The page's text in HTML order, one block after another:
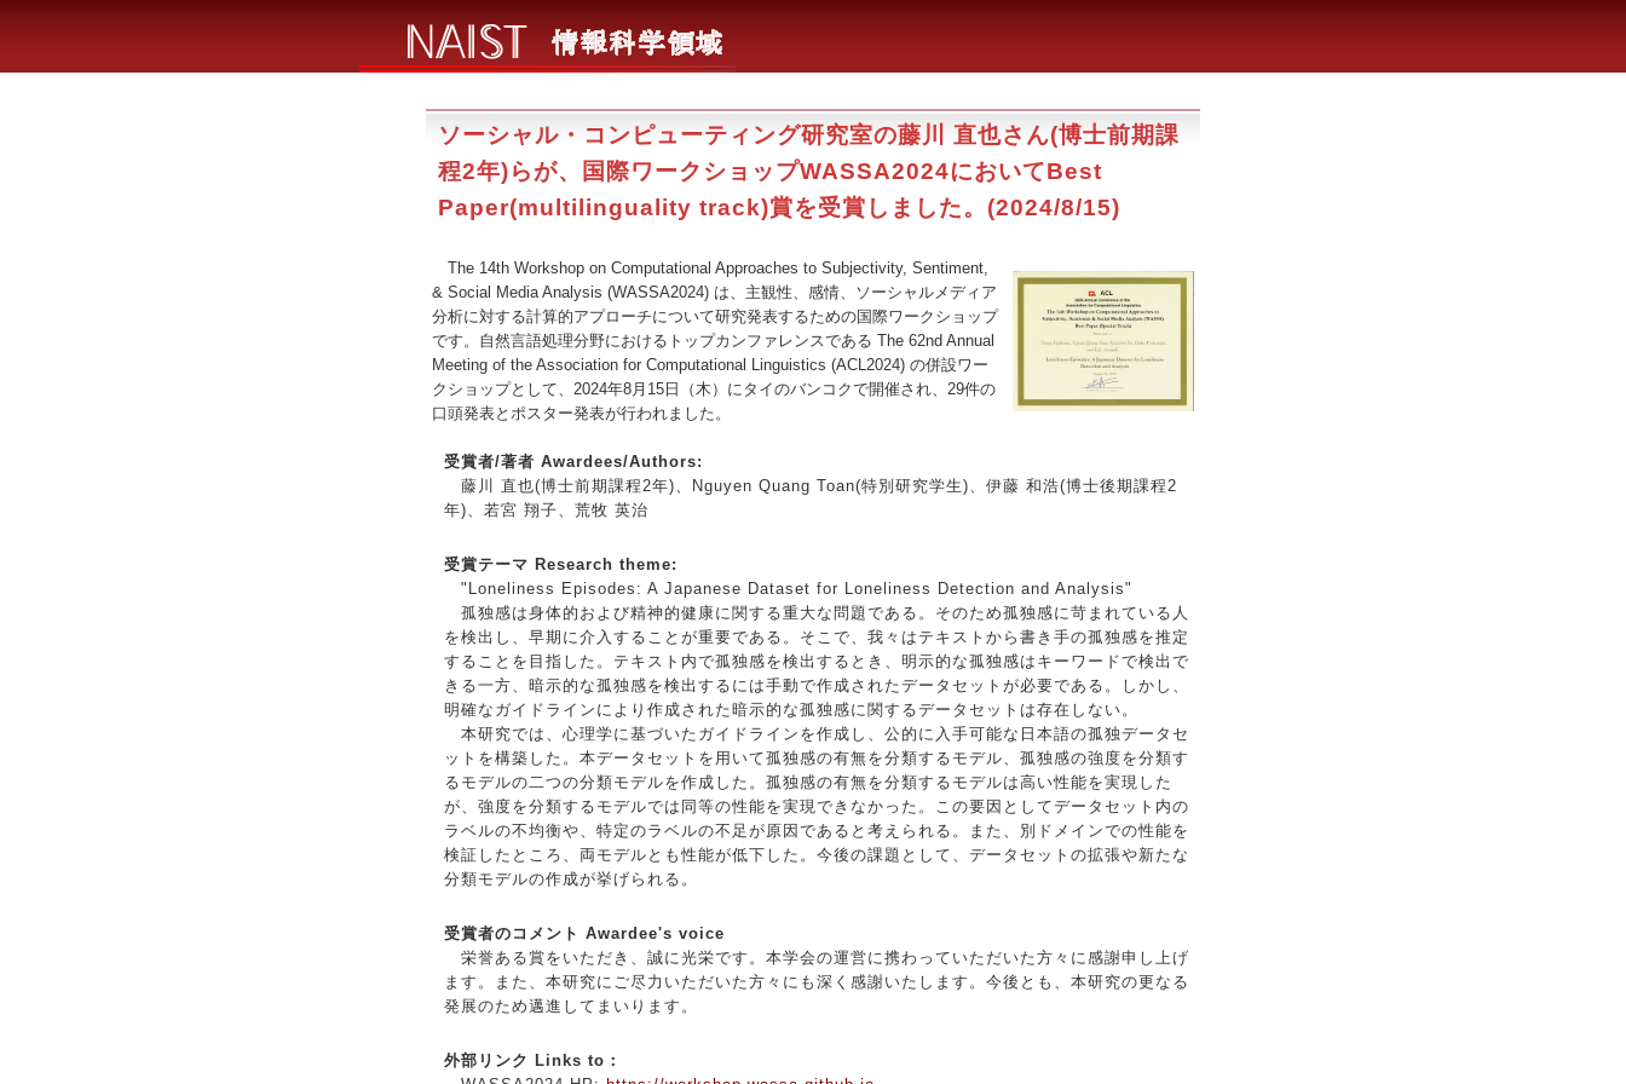
ソーシャル・コンピューティング研究室の藤川 直也さん(博士前期課
程2年)らが、国際ワークショップWASSA2024においてBest
Paper(multilinguality track)賞を受賞しました。(2024/8/15)
The 14th Workshop on Computational Approaches to Subjectivity, Sentiment,
& Social Media Analysis (WASSA2024) は、主観性、感情、ソーシャルメディア
分析に対する計算的アプローチについて研究発表するための国際ワークショップ
です。自然言語処理分野におけるトップカンファレンスである The 62nd Annual
Meeting of the Association for Computational Linguistics (ACL2024) の併設ワー
クショップとして、2024年8月15日（木）にタイのバンコクで開催され、29件の
口頭発表とポスター発表が行われました。
受賞者/著者 Awardees/Authors:
藤川 直也(博士前期課程2年)、Nguyen Quang Toan(特別研究学生)、伊藤 和浩(博士後期課程2
年)、若宮 翔子、荒牧 英治
受賞テーマ Research theme:
"Loneliness Episodes: A Japanese Dataset for Loneliness Detection and Analysis"
孤独感は身体的および精神的健康に関する重大な問題である。そのため孤独感に苛まれている人
を検出し、早期に介入することが重要である。そこで、我々はテキストから書き手の孤独感を推定
することを目指した。テキスト内で孤独感を検出するとき、明示的な孤独感はキーワードで検出で
きる一方、暗示的な孤独感を検出するには手動で作成されたデータセットが必要である。しかし、
明確なガイドラインにより作成された暗示的な孤独感に関するデータセットは存在しない。
本研究では、心理学に基づいたガイドラインを作成し、公的に入手可能な日本語の孤独データセ
ットを構築した。本データセットを用いて孤独感の有無を分類するモデル、孤独感の強度を分類す
るモデルの二つの分類モデルを作成した。孤独感の有無を分類するモデルは高い性能を実現した
が、強度を分類するモデルでは同等の性能を実現できなかった。この要因としてデータセット内の
ラベルの不均衡や、特定のラベルの不足が原因であると考えられる。また、別ドメインでの性能を
検証したところ、両モデルとも性能が低下した。今後の課題として、データセットの拡張や新たな
分類モデルの作成が挙げられる。
受賞者のコメント Awardee's voice
栄誉ある賞をいただき、誠に光栄です。本学会の運営に携わっていただいた方々に感謝申し上げ
ます。また、本研究にご尽力いただいた方々にも深く感謝いたします。今後とも、本研究の更なる
発展のため邁進してまいります。
外部リンク Links to：